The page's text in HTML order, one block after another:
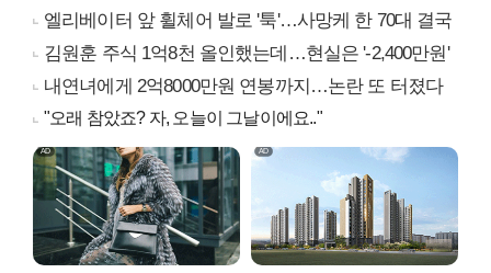
엘리베이터 앞 휠체어 발로 '툭'…사망케 한 70대 결국
김원훈 주식 1억8천 올인했는데…현실은 '-2,400만원'
내연녀에게 2억8000만원 연봉까지…논란 또 터졌다
"오래 참았죠? 자, 오늘이 그날이에요.."